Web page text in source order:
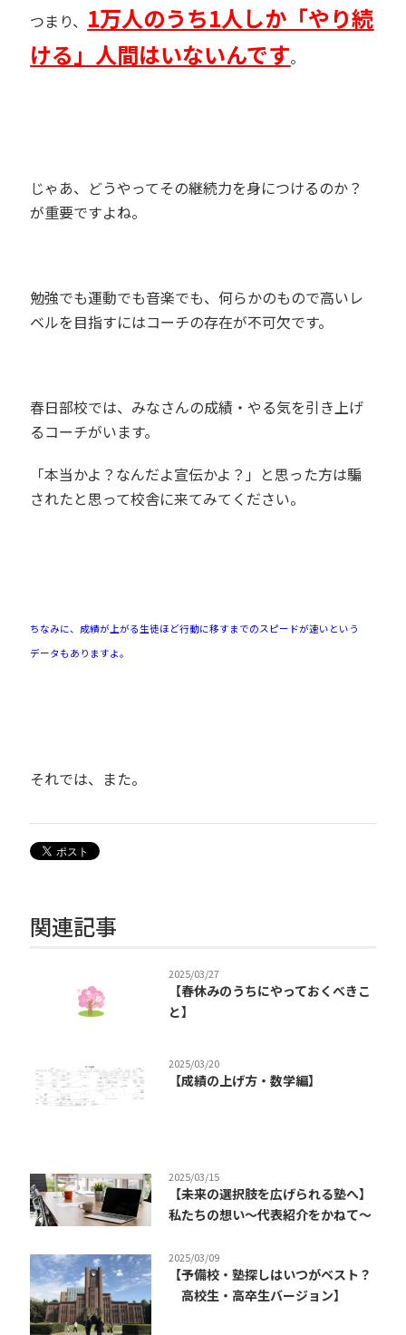
つまり、 1万人のうち1人しか「やり続
ける」人間はいないんです。
じゃあ、どうやってその継続力を身につけるのか？
が重要ですよね。
勉強でも運動でも音楽でも、何らかのもので高いレ
ベルを目指すにはコーチの存在が不可欠です。
春日部校では、みなさんの成績・やる気を引き上げ
るコーチがいます。
「本当かよ？なんだよ宣伝かよ？」と思った方は騙
されたと思って校舎に来てみてください。
ちなみに、成績が上がる生徒ほど行動に移すまでのスピードが速いという
データもありますよ。
それでは、また。
関連記事
2025/03/27
【春休みのうちにやっておくべきこ
と】
2025/03/20
【成績の上げ方・数学編】
2025/03/15
【未来の選択肢を広げられる塾へ】
私たちの想い〜代表紹介をかねて〜
2025/03/09
【予備校・塾探しはいつがベスト？
高校生・高卒生バージョン】